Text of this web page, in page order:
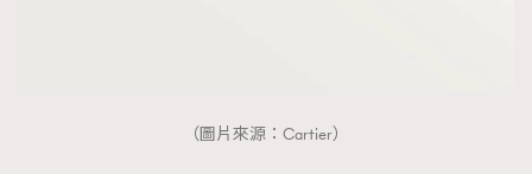
（圖片來源：Cartier）